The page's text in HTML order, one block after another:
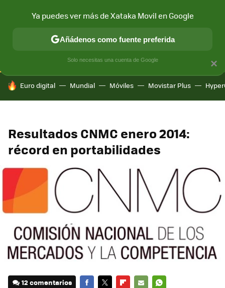
CONECTIVIDAD MÓVIL Y SOCIEDAD APLICACIONES
HOY SE HABLA DE
Euro digital Mundial Móviles Movistar Plus
Resultados CNMC enero 2014:
récord en portabilidades
12 comentarios
×
Ya puedes ver más de Xataka Movil en Google
Añádenos como fuente preferida
Solo necesitas una cuenta de Google